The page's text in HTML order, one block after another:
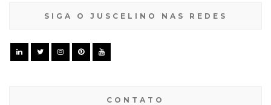
SIGA O JUSCELINO NAS REDES
CONTATO